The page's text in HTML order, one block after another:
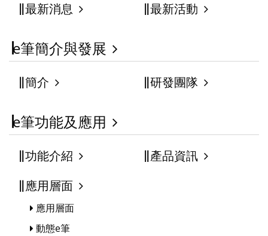
最新消息 最新活動
e筆簡介與發展
簡介 研發團隊
e筆功能及應用
功能介紹
產品資訊
應用層面
應用層面
動態e筆